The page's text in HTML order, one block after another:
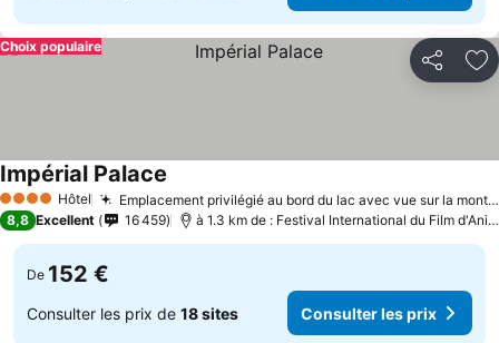
Partager
Choix populaire
4 Étoiles Hôtel Emplacement privilégié au bord du lac avec vue sur la montagne
Impérial Palace
8,8 Excellent 16 459 à 1.3 km de : Festival International du Film
De 152 €
Consulter les prix de 18 sites Consulter les prix